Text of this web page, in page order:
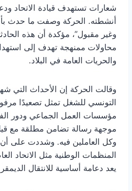
شعارات تستهدف قيادة الاتحاد
أنشطته. الحركة وصفت ما حدث
وغير مقبول”، مؤكدة أن هذه
محاولات ممنهجة تهدف إلى
والحريات العامة في البلاد.
وقالت الحركة إن الأحداث التي
التونسي للشغل تمثل تصعيدًا
مؤسسات العمل الجماعي ودور
موجهة رسالة تضامن مطلقة مع
وكل العاملين فيه. وشددت على أن
المنظمات الوطنية مثل الاتحاد
يعد دعامة أساسية للانتقال